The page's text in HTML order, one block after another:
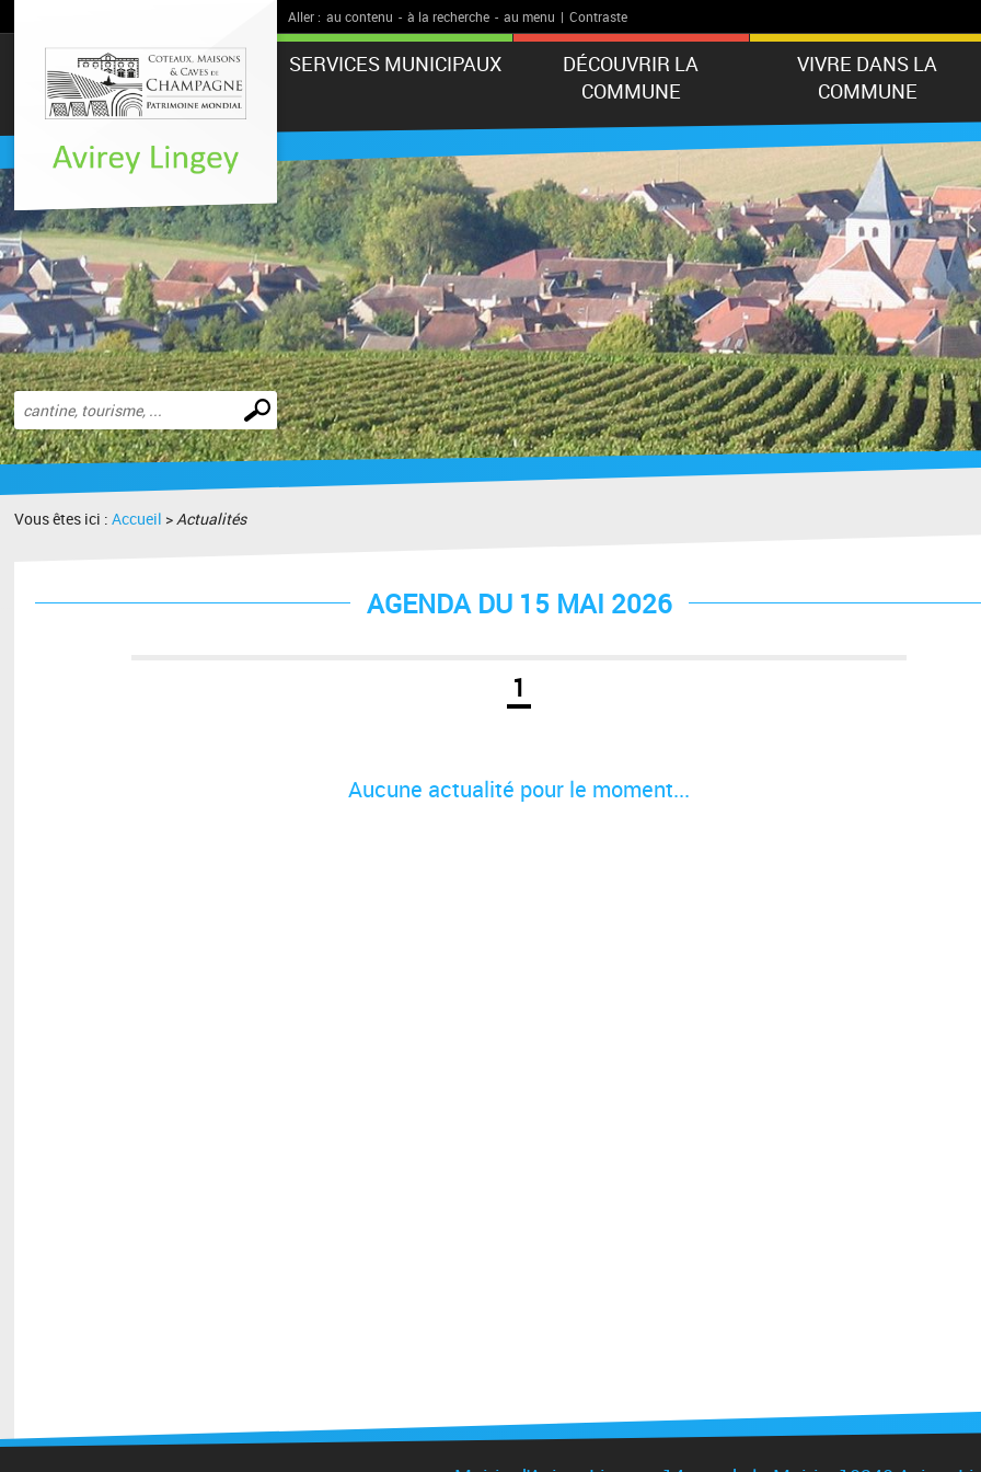
Aller : au contenu - à la recherche - au menu | Contraste
SERVICES MUNICIPAUX
DÉCOUVRIR LA
COMMUNE
VIVRE DANS LA
COMMUNE
Effectuer
une
recherche
Vous êtes ici :Accueil >Actualités
AGENDA DU 15 MAI 2026
1
Aucune actualité pour le moment...